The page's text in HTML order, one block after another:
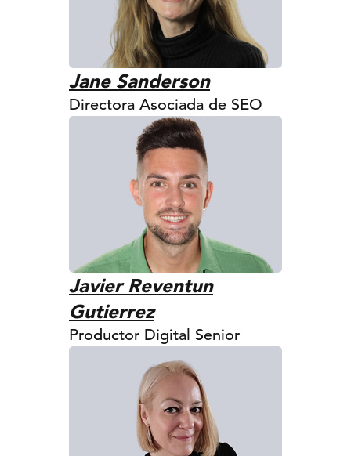
Jane Sanderson
Directora Asociada de SEO
Javier Reventun
Gutierrez
Productor Digital Senior